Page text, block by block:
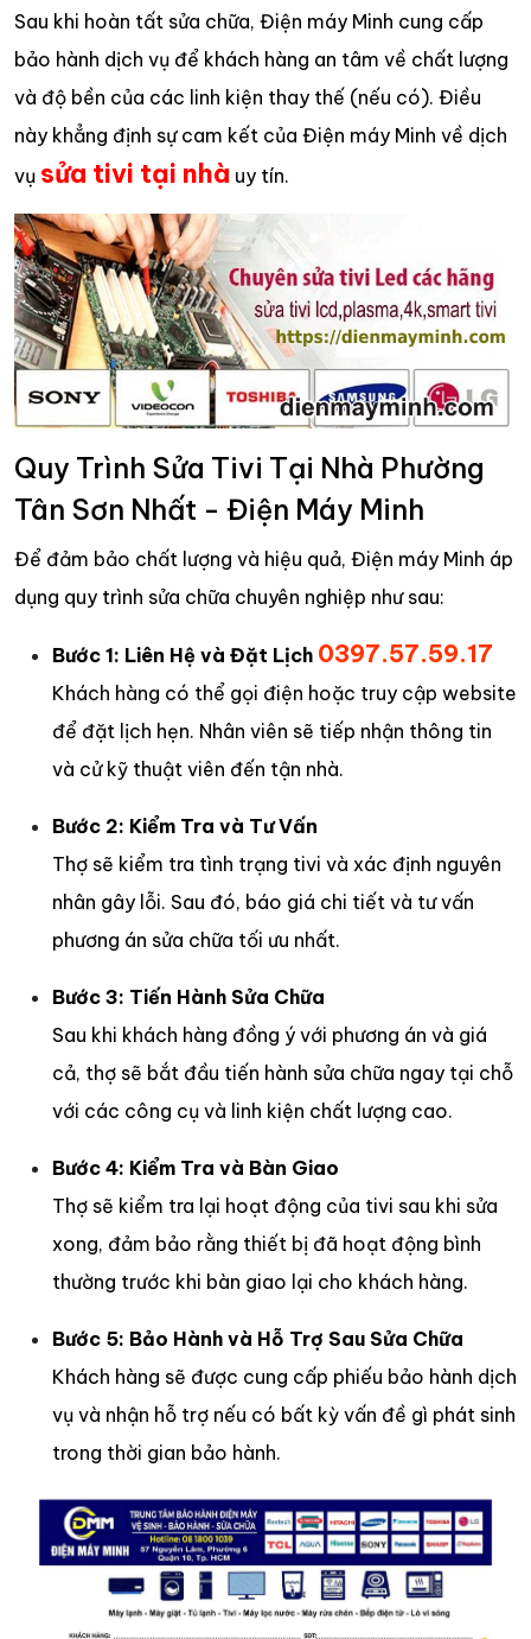
Sau khi hoàn tất sửa chữa, Điện máy Minh cung cấp
bảo hành dịch vụ để khách hàng an tâm về chất lượng
và độ bền của các linh kiện thay thế (nếu có). Điều
này khẳng định sự cam kết của Điện máy Minh về dịch
vụ sửa tivi tại nhà uy tín.
Quy Trình Sửa Tivi Tại Nhà Phường
Tân Sơn Nhất - Điện Máy Minh
Để đảm bảo chất lượng và hiệu quả, Điện máy Minh áp
dụng quy trình sửa chữa chuyên nghiệp như sau:
Bước 1: Liên Hệ và Đặt Lịch 0397.57.59.17
Khách hàng có thể gọi điện hoặc truy cập website
để đặt lịch hẹn. Nhân viên sẽ tiếp nhận thông tin
và cử kỹ thuật viên đến tận nhà.
Bước 2: Kiểm Tra và Tư Vấn
Thợ sẽ kiểm tra tình trạng tivi và xác định nguyên
nhân gây lỗi. Sau đó, báo giá chi tiết và tư vấn
phương án sửa chữa tối ưu nhất.
Bước 3: Tiến Hành Sửa Chữa
Sau khi khách hàng đồng ý với phương án và giá
cả, thợ sẽ bắt đầu tiến hành sửa chữa ngay tại chỗ
với các công cụ và linh kiện chất lượng cao.
Bước 4: Kiểm Tra và Bàn Giao
Thợ sẽ kiểm tra lại hoạt động của tivi sau khi sửa
xong, đảm bảo rằng thiết bị đã hoạt động bình
thường trước khi bàn giao lại cho khách hàng.
Bước 5: Bảo Hành và Hỗ Trợ Sau Sửa Chữa
Khách hàng sẽ được cung cấp phiếu bảo hành dịch
vụ và nhận hỗ trợ nếu có bất kỳ vấn đề gì phát sinh
trong thời gian bảo hành.